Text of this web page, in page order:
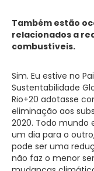
Também estão
relacionados a
combustíveis.
Sim. Eu estive no
Sustentabilidade
Rio+20 adotasse
eliminação aos
2020. Todo mundo
um dia para o
pode ser uma
não faz o menor